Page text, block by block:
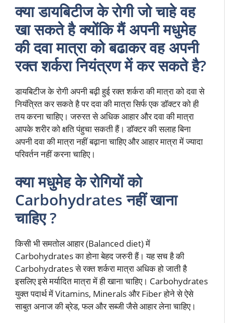
क्या डायबिटीज के रोगी जो चाहे वह
खा सकते है क्योंकि मैं अपनी मधुमेह
की दवा मात्रा को बढाकर वह अपनी
रक्त शर्करा नियंत्रण में कर सकते है?
डायबिटीज के रोगी अपनी बढ़ी हुई रक्त शर्करा की मात्रा को दवा से
नियंत्रित कर सकते है पर दवा की मात्रा सिर्फ एक डॉक्टर को ही
तय करना चाहिए। जरुरत से अधिक आहार और दवा की मात्रा
आपके शरीर को क्षति पंहुचा सकती हैं। डॉक्टर की सलाह बिना
अपनी दवा की मात्रा नहीं बढ़ाना चाहिए और आहार मात्रा में ज्यादा
परिवर्तन नहीं करना चाहिए।
क्या मधुमेह के रोगियों को
Carbohydrates नहीं खाना
चाहिए ?
किसी भी समतोल आहार (Balanced diet) में
Carbohydrates का होना बेहद जरुरी हैं। यह सच है की
Carbohydrates से रक्त शर्करा मात्रा अधिक हो जाती है
इसलिए इसे मर्यादित मात्रा में ही खाना चाहिए। Carbohydrates
युक्त पदार्थ में Vitamins, Minerals और Fiber होने से ऐसे
साबुत अनाज की ब्रेड, फल और सब्जी जैसे आहार लेना चाहिए।